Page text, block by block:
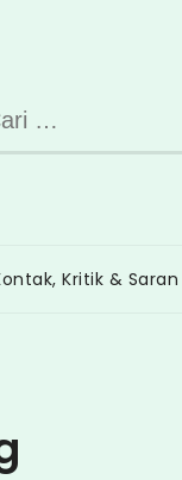
Kritik & Saran